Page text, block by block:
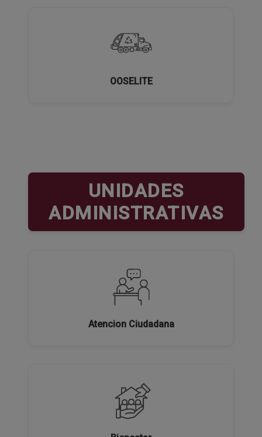
OOSELITE
UNIDADES
ADMINISTRATIVAS
Atencion Ciudadana